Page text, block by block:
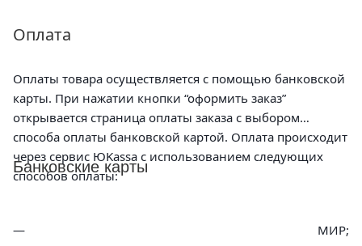
Оплата
Оплаты товара осуществляется с помощью банковской
карты. При нажатии кнопки “оформить заказ”
открывается страница оплаты заказа с выбором
способа оплаты банковской картой. Оплата происходит
через сервис ЮKassa с использованием следующих
способов оплаты:
Банковские карты
МИР;